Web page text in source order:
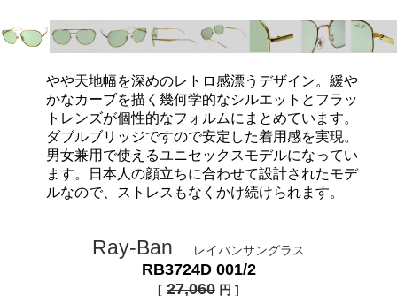
やや天地幅を深めのレトロ感漂うデザイン。緩や
かなカーブを描く幾何学的なシルエットとフラッ
トレンズが個性的なフォルムにまとめています。
ダブルブリッジですので安定した着用感を実現。
男女兼用で使えるユニセックスモデルになってい
ます。日本人の顔立ちに合わせて設計されたモデ
ルなので、ストレスもなくかけ続けられます。
Ray-Ban レイバンサングラス
RB3724D 001/2
[ 27,060 円 ]